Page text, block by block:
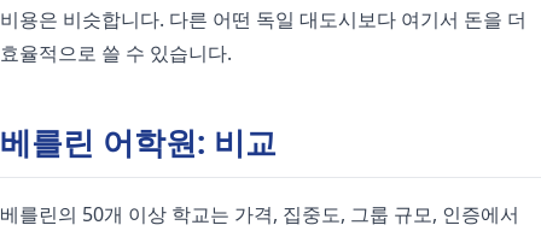
비용은 비슷합니다. 다른 어떤 독일 대도시보다 여기서 돈을 더
효율적으로 쓸 수 있습니다.
베를린 어학원: 비교
베를린의 50개 이상 학교는 가격, 집중도, 그룹 규모, 인증에서